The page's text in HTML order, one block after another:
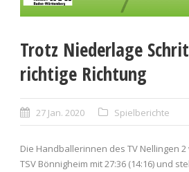
Trotz Niederlage
richtige Richtung
27 Jan. 2020 Spielberichte
Die Handballerinnen des TV Nellingen
TSV Bönnigheim mit 27:36 (14:16) und